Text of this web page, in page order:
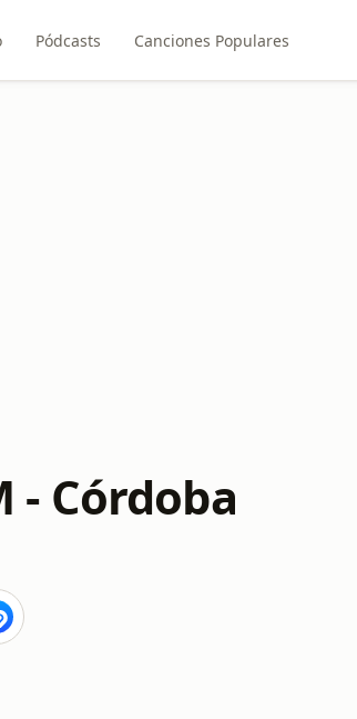
Pódcasts Canciones Populares
- Córdoba